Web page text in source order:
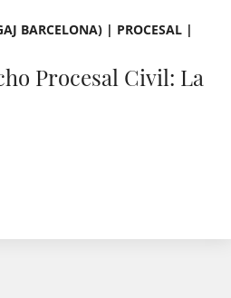
BARCELONA) | PROCESAL |
Procesal Civil: La